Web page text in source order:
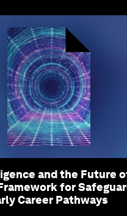
and the Future
for
Career Pathways